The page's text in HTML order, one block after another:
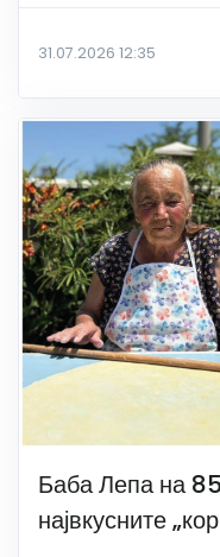
31.07.2026 12:35
Баба Лепа на
највкусните